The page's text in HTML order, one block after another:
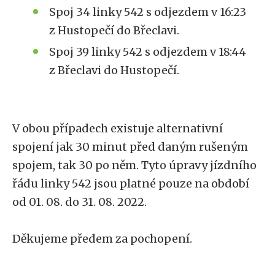
Spoj 34 linky 542 s odjezdem v 16:23
z Hustopečí do Břeclavi.
Spoj 39 linky 542 s odjezdem v 18:44
z Břeclavi do Hustopečí.
V obou případech existuje alternativní
spojení jak 30 minut před daným rušeným
spojem, tak 30 po něm. Tyto úpravy jízdního
řádu linky 542 jsou platné pouze na období
od 01. 08. do 31. 08. 2022.
Děkujeme předem za pochopení.